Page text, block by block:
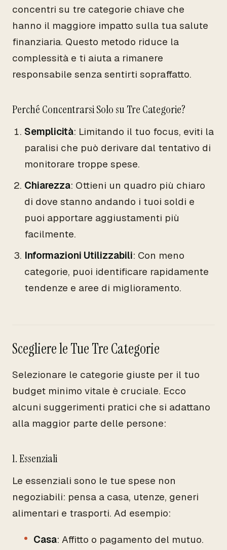
concentri su tre categorie chiave che
hanno il maggiore impatto sulla tua salute
finanziaria. Questo metodo riduce la
complessità e ti aiuta a rimanere
responsabile senza sentirti sopraffatto.
Perché Concentrarsi Solo su Tre Categorie?
Semplicità: Limitando il tuo focus, eviti la
paralisi che può derivare dal tentativo di
monitorare troppe spese.
Chiarezza: Ottieni un quadro più chiaro
di dove stanno andando i tuoi soldi e
puoi apportare aggiustamenti più
facilmente.
Informazioni Utilizzabili: Con meno
categorie, puoi identificare rapidamente
tendenze e aree di miglioramento.
Scegliere le Tue Tre Categorie
Selezionare le categorie giuste per il tuo
budget minimo vitale è cruciale. Ecco
alcuni suggerimenti pratici che si adattano
alla maggior parte delle persone:
1. Essenziali
Le essenziali sono le tue spese non
negoziabili: pensa a casa, utenze, generi
alimentari e trasporti. Ad esempio:
Casa: Affitto o pagamento del mutuo.